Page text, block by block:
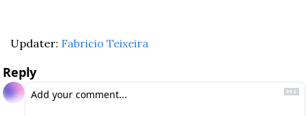
Updater: Fabricio Teixeira
Reply